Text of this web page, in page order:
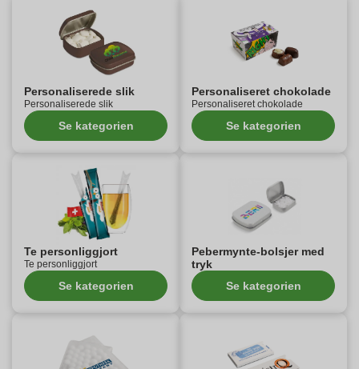
Personaliserede slik
Personaliserede slik
Se kategorien
Personaliseret chokolade
Personaliseret chokolade
Se kategorien
Te personliggjort
Te personliggjort
Se kategorien
Pebermynte-bolsjer med
tryk
Se kategorien